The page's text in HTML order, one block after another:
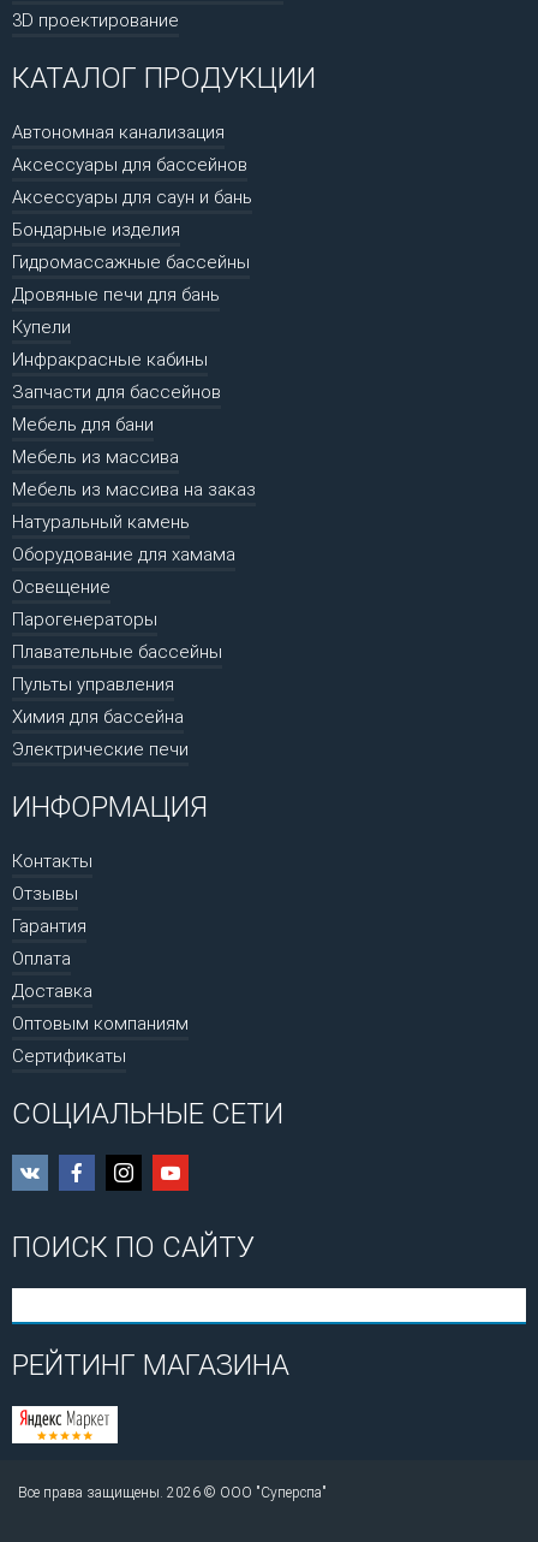
3D проектирование
КАТАЛОГ ПРОДУКЦИИ
Автономная канализация
Аксессуары для бассейнов
Аксессуары для саун и бань
Бондарные изделия
Гидромассажные бассейны
Дровяные печи для бань
Купели
Инфракрасные кабины
Запчасти для бассейнов
Мебель для бани
Мебель из массива
Мебель из массива на заказ
Натуральный камень
Оборудование для хамама
Освещение
Парогенераторы
Плавательные бассейны
Пульты управления
Химия для бассейна
Электрические печи
ИНФОРМАЦИЯ
Контакты
Отзывы
Гарантия
Оплата
Доставка
Оптовым компаниям
Сертификаты
СОЦИАЛЬНЫЕ СЕТИ
ПОИСК ПО САЙТУ
РЕЙТИНГ МАГАЗИНА
Все права защищены. 2026 © ООО "Суперспа"